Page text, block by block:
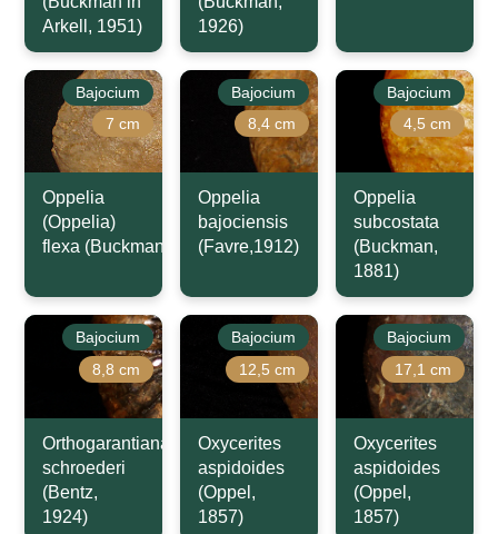
Arkell, 1951)
1926)
Bajocium
7 cm
Oppelia
(Oppelia)
flexa (Buckman,1924)
Bajocium
8,4 cm
Oppelia
bajociensis
(Favre,1912)
Bajocium
4,5 cm
Oppelia
subcostata
(Buckman,
1881)
Bajocium
8,8 cm
Orthogarantiana
schroederi
(Bentz,
1924)
Bajocium
12,5 cm
Oxycerites
aspidoides
(Oppel,
1857)
Bajocium
17,1 cm
Oxycerites
aspidoides
(Oppel,
1857)